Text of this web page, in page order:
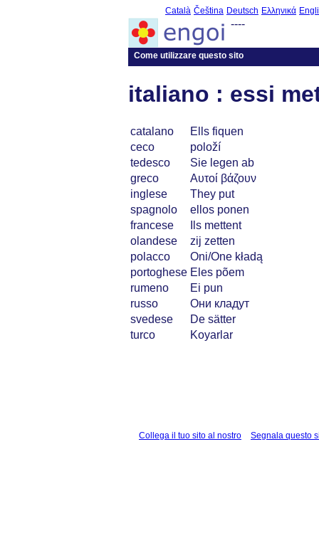
Català Čeština Deutsch Ελληνικά
----
Come utilizzare questo sito
italiano : essi
catalano
Ells fiquen
ceco
položí
tedesco
Sie legen ab
greco
Αυτοί βάζουν
inglese
They put
spagnolo
ellos ponen
francese
Ils mettent
olandese
zij zetten
polacco
Oni/One kładą
portoghese Eles põem
rumeno
Ei pun
russo
Они кладут
svedese
De sätter
turco
Koyarlar
Collega il tuo sito al nostro Segnala questo